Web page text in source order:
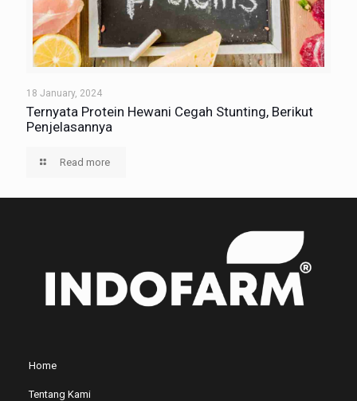
18 January, 2024
Ternyata Protein Hewani Cegah Stunting, Berikut
Penjelasannya
Read more
Home
Tentang Kami